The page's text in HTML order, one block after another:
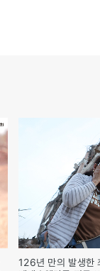
126년 만의 발생한